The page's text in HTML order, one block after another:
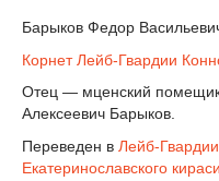
Барыков Федор
Корнет Лейб-Гвардии
Отец — мценский помещик,
Алексеевич Барыков.
Переведен в Лейб-
Екатеринославского